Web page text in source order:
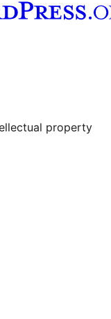
paskyroje
property